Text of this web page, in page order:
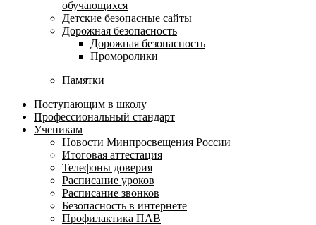
обучающихся
Детские безопасные сайты
Дорожная безопасность
Дорожная безопасность
Проморолики
Памятки
Поступающим в школу
Профессиональный стандарт
Ученикам
Новости Минпросвещения России
Итоговая аттестация
Телефоны доверия
Расписание уроков
Расписание звонков
Безопасность в интернете
Профилактика ПАВ